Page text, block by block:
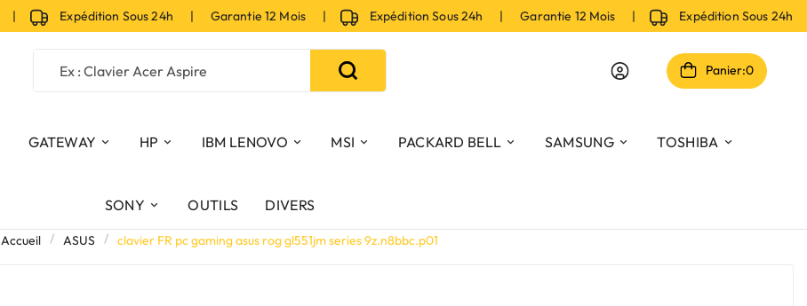
Expédition Sous 24h | Garantie 12 Mois | Expédition Sous 24h | Garantie 12 Mois | Expédition Sous 24h |
Panier:0
GATEWAY HP IBM LENOVO MSI PACKARD BELL SAMSUNG TOSHIBA
SONY OUTILS DIVERS
Accueil ASUS clavier FR pc gaming asus rog gl551jm series 9z.n8bbc.p01